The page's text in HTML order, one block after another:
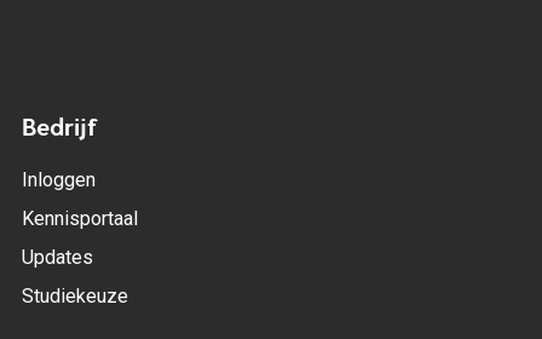
Bedrijf
Inloggen
Kennisportaal
Updates
Studiekeuze